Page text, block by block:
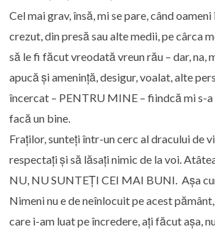
Cel mai grav, însă, mi se pare, când
crezut, din presă sau alte medii, pe cârca
să le fi făcut vreodată vreun rău – dar, na,
apucă și amenință, desigur, voalat, alte
încercat – PENTRU MINE – fiindcă mi s-a
facă un bine.
Fraților, sunteți într-un cerc al dracului de
respectați și să lăsați nimic de la voi.
NU, NU SUNTEȚI CEI MAI BUNI. Așa
Nimeni nu e de neînlocuit pe acest
care i-am luat pe încredere, ați făcut așa,